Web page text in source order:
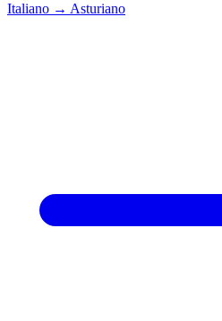
Italiano → Asturiano